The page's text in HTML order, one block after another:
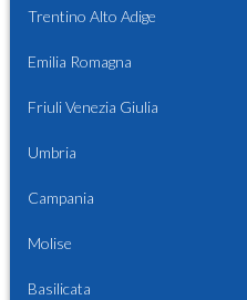
Trentino Alto Adige
Emilia Romagna
Friuli Venezia Giulia
Umbria
Campania
Molise
Basilicata